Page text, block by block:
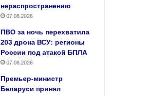
нераспространению
07.08.2026
ПВО за ночь перехватила
203 дрона ВСУ: регионы
России под атакой БПЛА
07.08.2026
Премьер‑министр
Беларуси принял